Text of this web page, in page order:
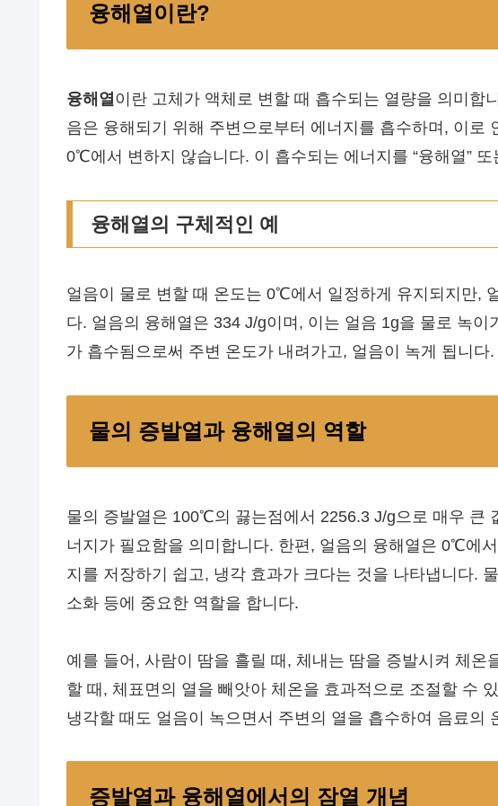
융해열이란?
융해열이란 고체가 액체로 변할 때 흡수되는 열량을 의미합
음은 융해되기 위해 주변으로부터 에너지를 흡수하며, 이로
0℃에서 변하지 않습니다. 이 흡수되는 에너지를 “융해열” 또
융해열의 구체적인 예
얼음이 물로 변할 때 온도는 0℃에서 일정하게 유지되지만,
다. 얼음의 융해열은 334 J/g이며, 이는 얼음 1g을 물로 녹이
가 흡수됨으로써 주변 온도가 내려가고, 얼음이 녹게 됩니다.
물의 증발열과 융해열의 역할
물의 증발열은 100℃의 끓는점에서 2256.3 J/g으로 매우 큰
너지가 필요함을 의미합니다. 한편, 얼음의 융해열은 0℃에
지를 저장하기 쉽고, 냉각 효과가 크다는 것을 나타냅니다.
소화 등에 중요한 역할을 합니다.
예를 들어, 사람이 땀을 흘릴 때, 체내는 땀을 증발시켜 체온
할 때, 체표면의 열을 빼앗아 체온을 효과적으로 조절할 수
냉각할 때도 얼음이 녹으면서 주변의 열을 흡수하여 음료의
증발열과 융해열에서의 잠열 개념